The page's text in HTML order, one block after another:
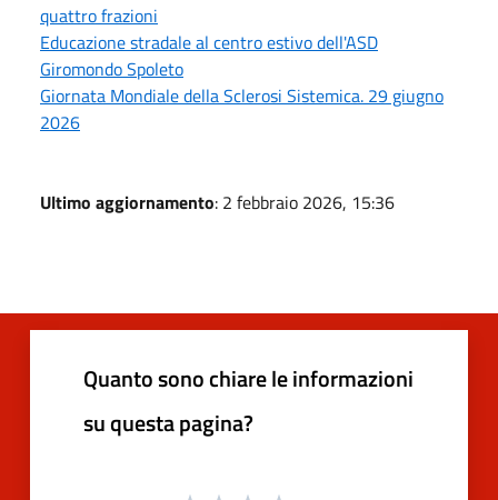
quattro frazioni
Educazione stradale al centro estivo dell'ASD
Giromondo Spoleto
Giornata Mondiale della Sclerosi Sistemica. 29 giugno
2026
Ultimo aggiornamento: 2 febbraio 2026, 15:36
Quanto sono chiare le informazioni
su questa pagina?